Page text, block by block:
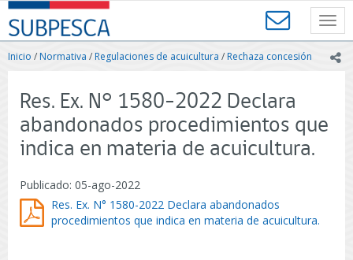
Contenido
principal
SUBPESCA
-
Subsecretaría
Acuicultura
-
Gobierno
Chile
Inicio /Normativa / Regulaciones de acuicultura /Rechaza concesión
Res. Ex. N° 1580-2022 Declara
abandonados procedimientos que
indica en materia de acuicultura.
Publicado: 05-ago-2022
Res. Ex. N° 1580-2022 Declara abandonados
procedimientos que indica en materia de acuicultura.